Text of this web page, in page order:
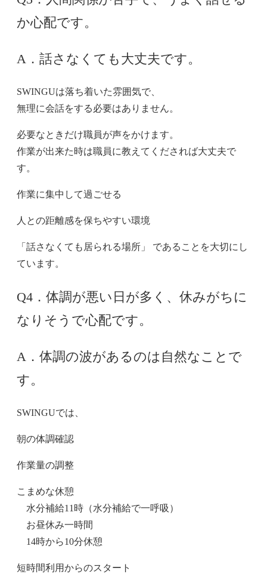
か心配です。
A．話さなくても大丈夫です。
SWINGUは落ち着いた雰囲気で、
無理に会話をする必要はありません。
必要なときだけ職員が声をかけます。
作業が出来た時は職員に教えてくだされば大丈夫で
す。
作業に集中して過ごせる
人との距離感を保ちやすい環境
「話さなくても居られる場所」 であることを大切にし
ています。
Q4．体調が悪い日が多く、休みがちに
なりそうで心配です。
A．体調の波があるのは自然なことで
す。
SWINGUでは、
朝の体調確認
作業量の調整
こまめな休憩
水分補給11時（水分補給で一呼吸）
お昼休み一時間
14時から10分休憩
短時間利用からのスタート